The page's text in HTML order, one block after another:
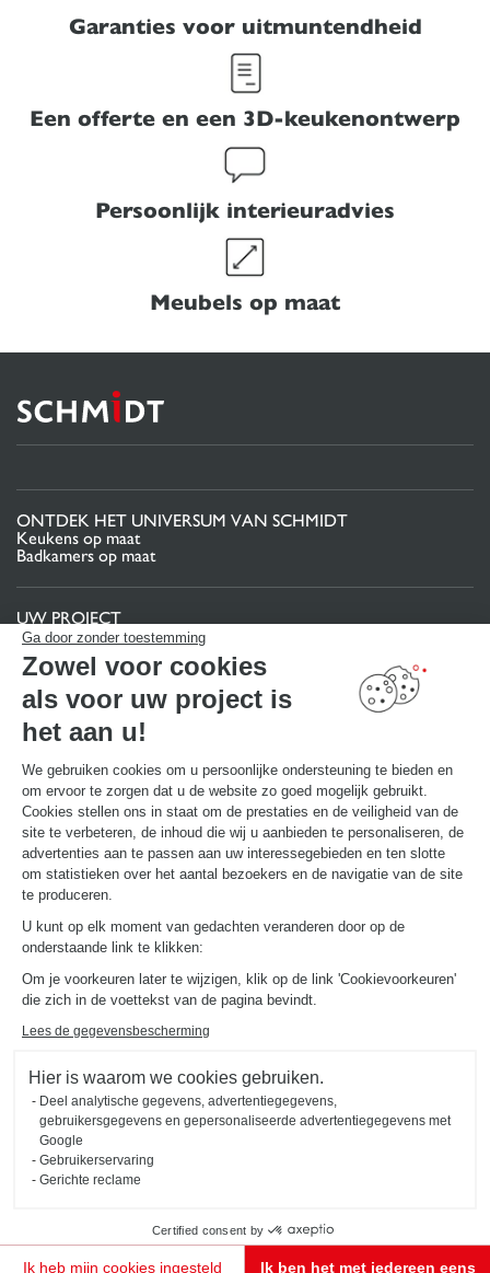
Ga door zonder toestemming
Zowel voor cookies
als voor uw project is
het aan u!
We gebruiken cookies om u persoonlijke ondersteuning te bieden en
om ervoor te zorgen dat u de website zo goed mogelijk gebruikt.
Cookies stellen ons in staat om de prestaties en de veiligheid van de
site te verbeteren, de inhoud die wij u aanbieden te personaliseren, de
advertenties aan te passen aan uw interessegebieden en ten slotte
om statistieken over het aantal bezoekers en de navigatie van de site
te produceren.
U kunt op elk moment van gedachten veranderen door op de
onderstaande link te klikken:
Om je voorkeuren later te wijzigen, klik op de link 'Cookievoorkeuren'
die zich in de voettekst van de pagina bevindt.
Lees de gegevensbescherming
Hier is waarom we cookies gebruiken.
Deel analytische gegevens, advertentiegegevens,
gebruikersgegevens en gepersonaliseerde advertentiegegevens met
Google
Gebruikerservaring
Gerichte reclame
Certified consent by
Ik heb mijn cookies ingesteld Ik ben het met iedereen eens
Garanties voor uitmuntendheid
Een offerte en een 3D-keukenontwerp
Persoonlijk interieuradvies
Meubels op maat
ONTDEK HET UNIVERSUM VAN SCHMIDT
Keukens op maat
Badkamers op maat
UW PROJECT
Projectgebied
Uw 3D-keukenconfigurator
Contact
Vind uw Winkel
MAAK EEN AFSPRAAK
NUTTIGE LINKS
Gids en vergelijking
Download onze catalogus
OVER
Schmidt in de wereld
Onze adviescentra in Nederland
2026 © SCHMIDT Groupe
Wettelijke vermeldingen
Cookiebeheer
Privacybeleid